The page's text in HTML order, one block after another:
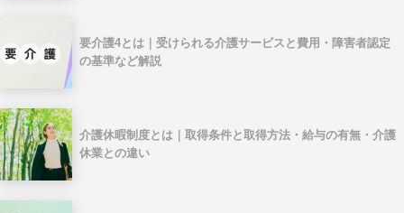
要介護4とは｜受けられる介護サービスと費用・障害者認定
の基準など解説
介護休暇制度とは｜取得条件と取得方法・給与の有無・介護
休業との違い